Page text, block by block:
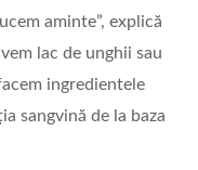
aminte”, explică
lac de unghii sau
ingredientele
sangvină de la baza